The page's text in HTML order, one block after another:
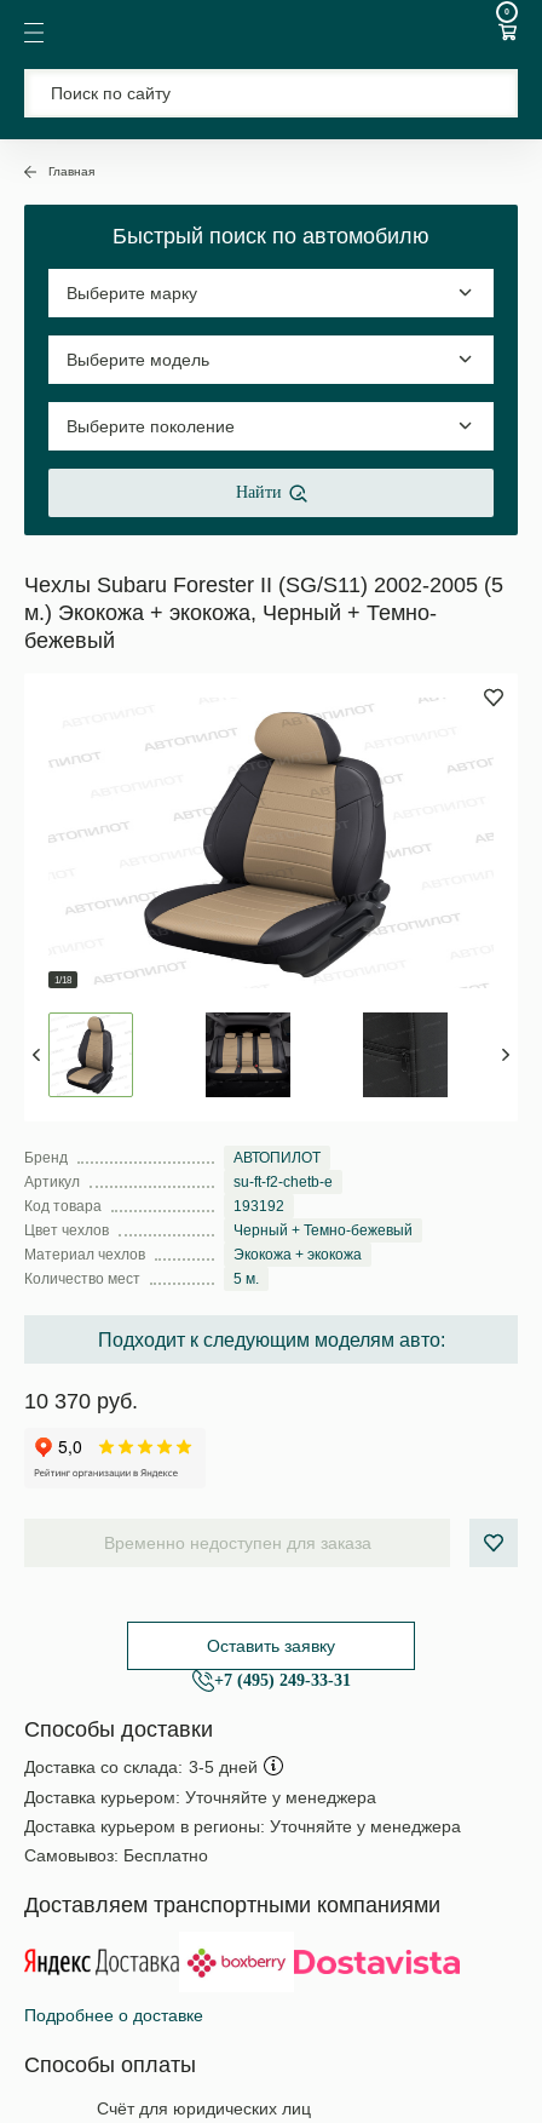
0
Главная
Быстрый поиск по автомобилю
Найти
Чехлы Subaru Forester II (SG/S11) 2002-2005 (5
м.) Экокожа + экокожа, Черный + Темно-
бежевый
1/18
Бренд
АВТОПИЛОТ
Артикул
su-ft-f2-chetb-e
Код товара
193192
Цвет чехлов
Черный + Темно-бежевый
Материал чехлов
Экокожа + экокожа
Количество мест
5 м.
Подходит к следующим моделям авто:
10 370 руб.
Временно недоступен для заказа
Оставить заявку
+7 (495) 249-33-31
Способы доставки
Доставка со склада: 3-5 дней
Доставка курьером: Уточняйте у менеджера
Доставка курьером в регионы: Уточняйте у менеджера
Самовывоз: Бесплатно
Доставляем транспортными компаниями
Подробнее о доставке
Способы оплаты
Счёт для юридических лиц